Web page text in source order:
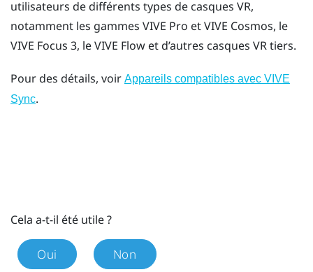
utilisateurs de différents types de casques VR,
notamment les gammes VIVE Pro etVIVE Cosmos, le
VIVE Focus 3, leVIVE Flow et d’autres casques VR tiers.
Pour des détails, voir Appareils compatibles avec VIVE
Sync.
Cela a-t-il été utile ?
Oui Non